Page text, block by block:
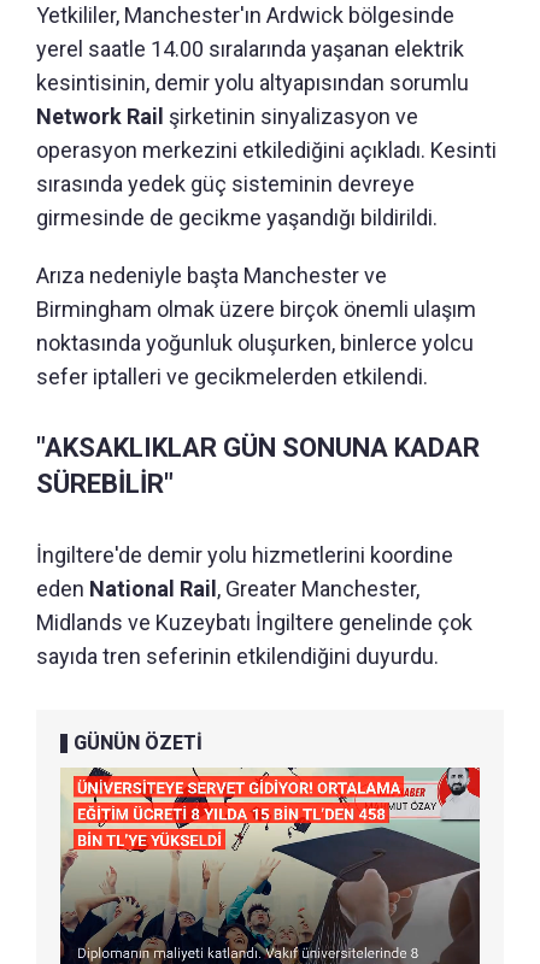
Yetkililer, Manchester'ın Ardwick bölgesinde
yerel saatle 14.00 sıralarında yaşanan elektrik
kesintisinin, demir yolu altyapısından sorumlu
Network Rail şirketinin sinyalizasyon ve
operasyon merkezini etkilediğini açıkladı. Kesinti
sırasında yedek güç sisteminin devreye
girmesinde de gecikme yaşandığı bildirildi.
Arıza nedeniyle başta Manchester ve
Birmingham olmak üzere birçok önemli ulaşım
noktasında yoğunluk oluşurken, binlerce yolcu
sefer iptalleri ve gecikmelerden etkilendi.
"AKSAKLIKLAR GÜN SONUNA KADAR
SÜREBİLİR"
İngiltere'de demir yolu hizmetlerini koordine
eden National Rail, Greater Manchester,
Midlands ve Kuzeybatı İngiltere genelinde çok
sayıda tren seferinin etkilendiğini duyurdu.
GÜNÜN ÖZETİ